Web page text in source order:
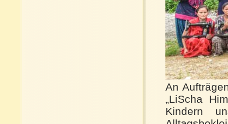
An
„LiScha
Kindern